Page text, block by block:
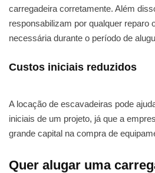
carregadeira corretamente. Além
responsabilizam por qualquer reparo
necessária durante o período de
Custos iniciais reduzidos
A locação de escavadeiras pode
iniciais de um projeto, já que a
grande capital na compra de
Quer alugar uma